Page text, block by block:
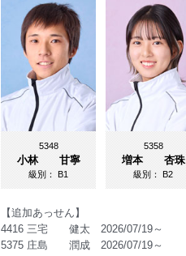
5348
小林 甘寧
級別：B1
5358
増本 杏珠
級別：B2
【追加あっせん】
4416 三宅 健太 2026/07/19～
5375 庄島 潤成 2026/07/19～